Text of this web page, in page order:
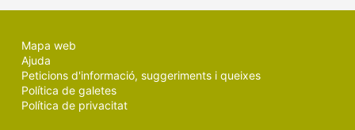
Mapa web
Ajuda
Peticions d'informació, suggeriments i queixes
Política de galetes
Política de privacitat